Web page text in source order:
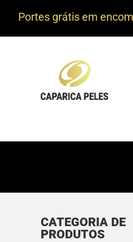
Portes grátis em
CATEGORIA DE
PRODUTOS